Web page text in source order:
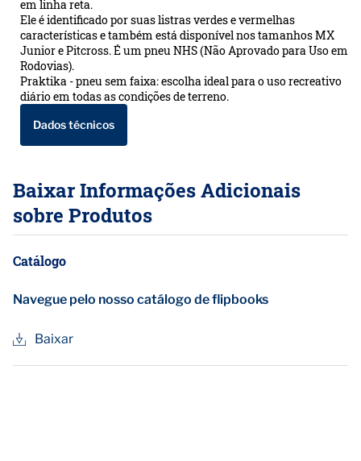
em linha reta.
Ele é identificado por suas listras verdes e vermelhas
características e também está disponível nos tamanhos MX
Junior e Pitcross. É um pneu NHS (Não Aprovado para Uso em
Rodovias).
Praktika - pneu sem faixa: escolha ideal para o uso recreativo
diário em todas as condições de terreno.
Dados técnicos
Baixar Informações Adicionais
sobre Produtos
Catálogo
Navegue pelo nosso catálogo de flipbooks
Baixar